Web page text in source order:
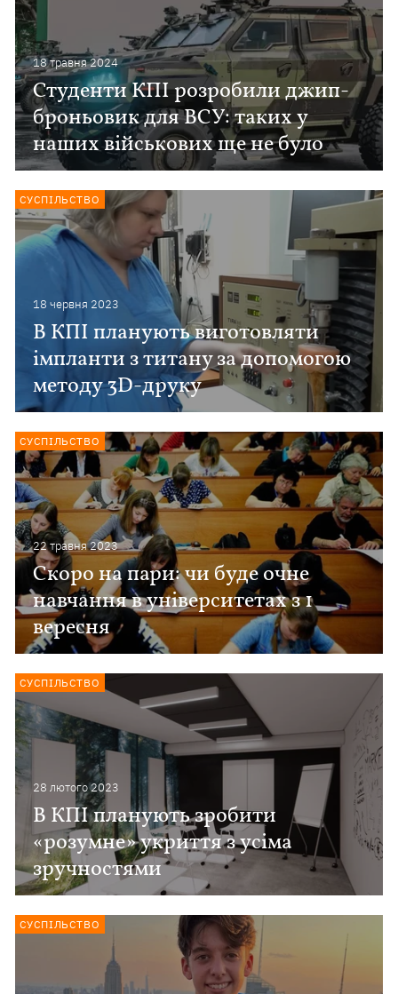
18 травня 2024
Студенти КПІ розробили джип-
броньовик для ВСУ: таких у
наших військових ще не було
18 червня 2023
В КПІ планують виготовляти
імпланти з титану за допомогою
методу 3D-друку
СУСПІЛЬСТВО
22 травня 2023
Скоро на пари: чи буде очне
навчання в університетах з 1
вересня
СУСПІЛЬСТВО
28 лютого 2023
В КПІ планують зробити
«розумне» укриття з усіма
зручностями
СУСПІЛЬСТВО
СУСПІЛЬСТВО